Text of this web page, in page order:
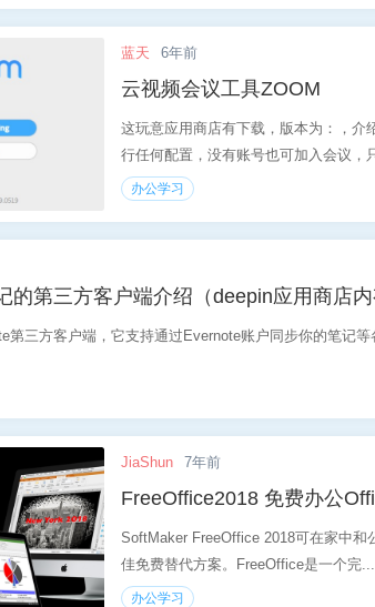
蓝天 6年前
云视频会议工具ZOOM
这玩意应用商店有下载，版本为：，介
行任何配置，没有账号也可加入会议，
办公学习
的第三方客户端介绍（deepin应用商店内
第三方客户端，它支持通过Evernote账户同步你的笔记
JiaShun 7年前
FreeOffice2018 免费办公
SoftMaker FreeOffice 2018可在家中
佳免费替代方案。FreeOffice是一个完...
办公学习
限。